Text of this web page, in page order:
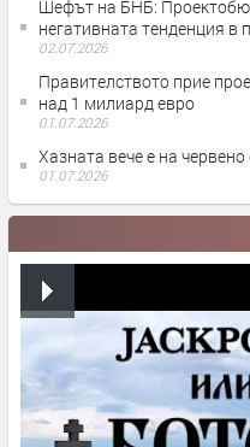
Шефът на БНБ:
негативната тенденция в
02.07.2026
Правителството прие
над 1 милиард евро
01.07.2026
Хазната вече е на
01.07.2026